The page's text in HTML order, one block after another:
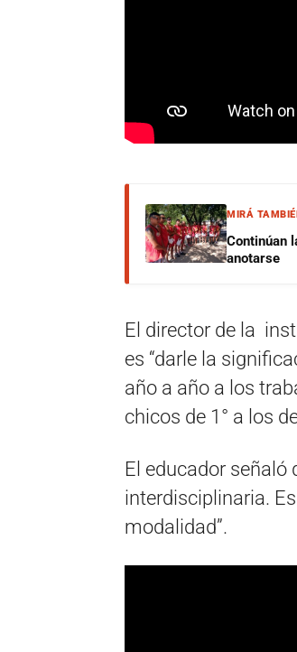
MIRÁ
Continúan
anotarse
El director de la
es “darle la
año a año a los
chicos de 1° a los
El educador señaló
interdisciplinaria.
modalidad”.